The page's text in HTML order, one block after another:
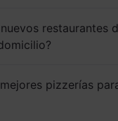
restaurantes
pizzerías